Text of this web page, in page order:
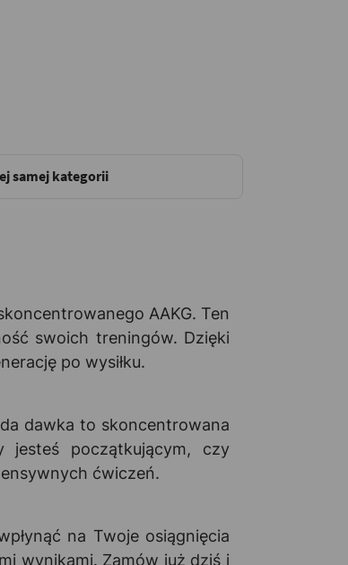
samej kategorii
AAKG. Ten
swoich treningów. Dzięki
po wysiłku.
dawka to skoncentrowana
jesteś początkującym, czy
ćwiczeń.
na Twoje osiągnięcia
wynikami. Zamów już dziś i